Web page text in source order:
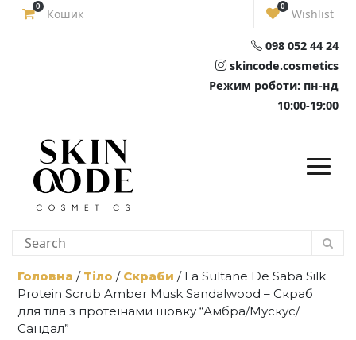
Skip
0
Кошик
0
Wishlist
098 052 44 24
skincode.cosmetics
Режим роботи: пн-нд
10:00-19:00
Головна / Тіло / Скраби / La Sultane De Saba Silk
Protein Scrub Amber Musk Sandalwood – Скраб
для тіла з протеїнами шовку “Амбра/Мускус/
Сандал”